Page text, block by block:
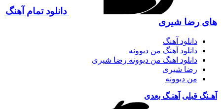
دانلود تمام آهنگ
های رضا شیری
دانلود آهنگ
دانلود آهنگ من دیوونه
دانلود اهنگ من دیوونه رضا شیری
رضا شیری
من دیوونه
آهـنگ قبلی آهنـگ بعدی